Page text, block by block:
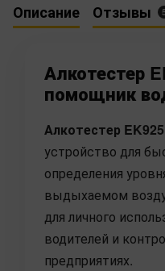
Описание Отзывы
Алкотестер
помощник
Алкотестер EK925
устройство для
определения
выдыхаемом
для личного
водителей и
предприятиях.